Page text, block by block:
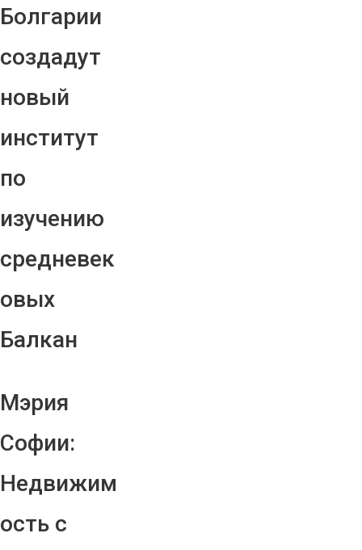
Болгарии
создадут
новый
институт
по
изучению
средневек
овых
Балкан
Мэрия
Софии:
Недвижим
ость с